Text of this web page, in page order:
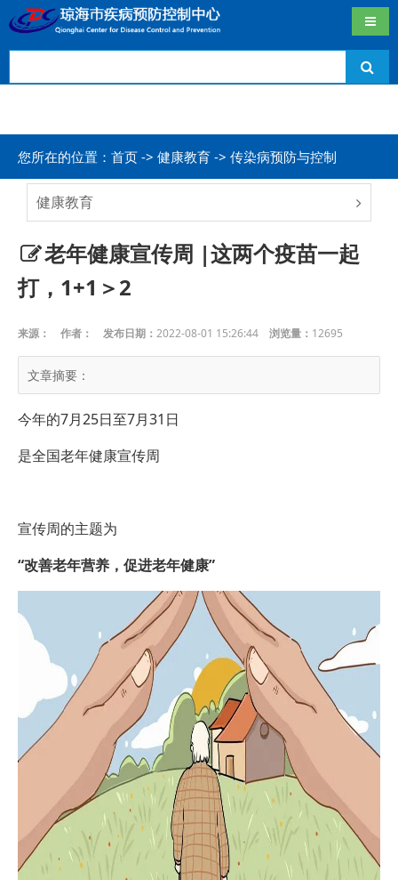
导航
您所在的位置：首页 -> 健康教育 -> 传染病预防与控制
健康教育
老年健康宣传周 |这两个疫苗一起
打，1+1＞2
来源： 作者： 发布日期： 2022-08-01 15:26:44 浏览量： 12695
文章摘要：
今年的7月25日至7月31日
是全国老年健康宣传周
宣传周的主题为
“改善老年营养，促进老年健康”